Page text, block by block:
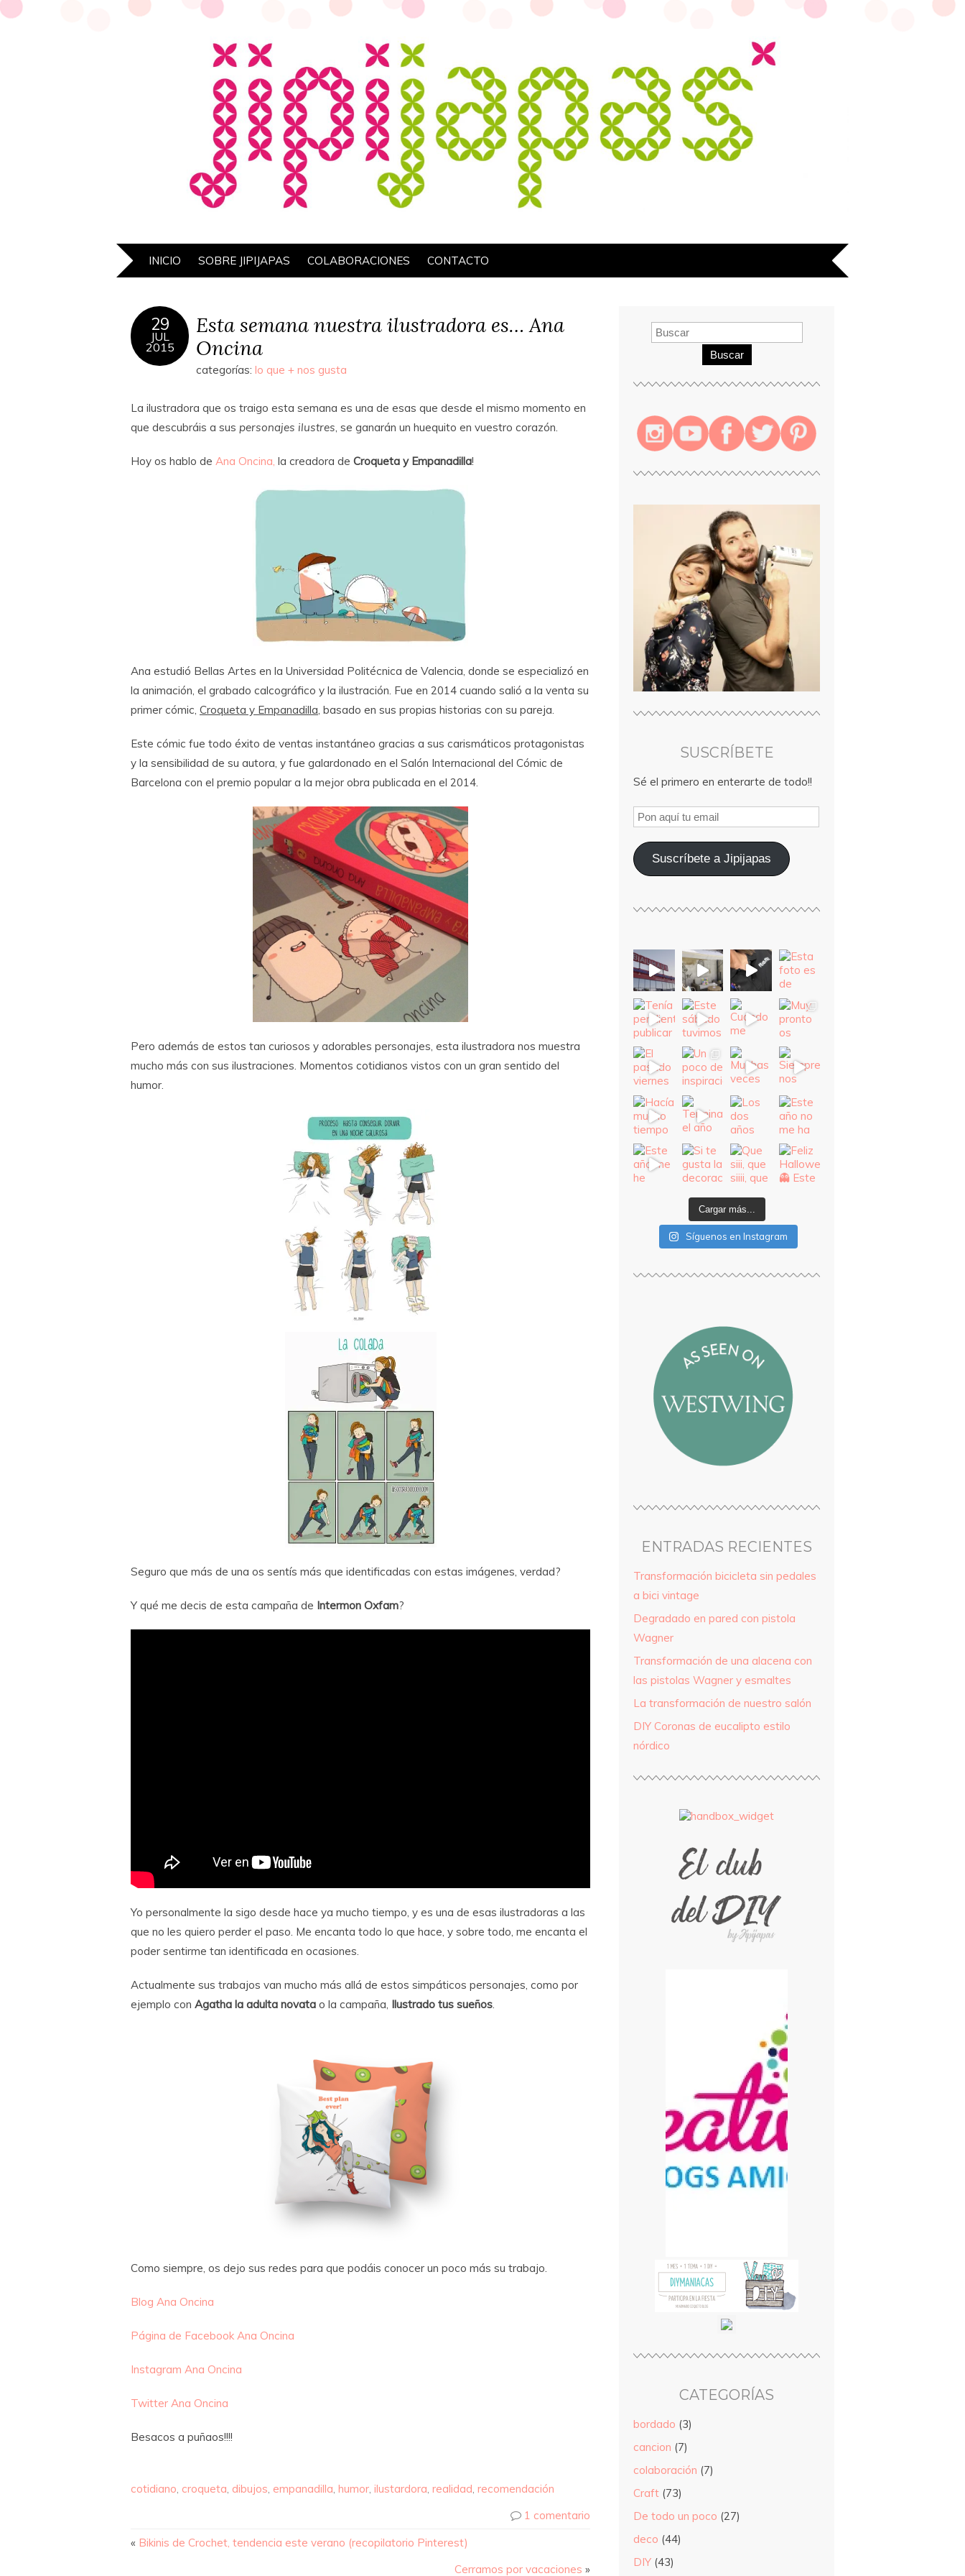
INICIO SOBRE JIPIJAPAS COLABORACIONES CONTACTO
29
JUL
2015
Esta semana nuestra ilustradora es… Ana
Oncina
categorías: lo que + nos gusta
La ilustradora que os traigo esta semana es una de esas que desde el mismo momento en
que descubráis a sus personajes ilustres, se ganarán un huequito en vuestro corazón.
Hoy os hablo de Ana Oncina, la creadora de Croqueta y Empanadilla!
Ana estudió Bellas Artes en la Universidad Politécnica de Valencia, donde se especializó en
la animación, el grabado calcográfico y la ilustración. Fue en 2014 cuando salió a la venta su
primer cómic, Croqueta y Empanadilla, basado en sus propias historias con su pareja.
Este cómic fue todo éxito de ventas instantáneo gracias a sus carismáticos protagonistas
y la sensibilidad de su autora, y fue galardonado en el Salón Internacional del Cómic de
Barcelona con el premio popular a la mejor obra publicada en el 2014.
Pero además de estos tan curiosos y adorables personajes, esta ilustradora nos muestra
mucho más con sus ilustraciones. Momentos cotidianos vistos con un gran sentido del
humor.
Seguro que más de una os sentís más que identificadas con estas imágenes, verdad?
Y qué me decis de esta campaña de Intermon Oxfam?
Yo personalmente la sigo desde hace ya mucho tiempo, y es una de esas ilustradoras a las
que no les quiero perder el paso. Me encanta todo lo que hace, y sobre todo, me encanta el
poder sentirme tan identificada en ocasiones.
Actualmente sus trabajos van mucho más allá de estos simpáticos personajes, como por
ejemplo con Agatha la adulta novata o la campaña, Ilustrado tus sueños.
Como siempre, os dejo sus redes para que podáis conocer un poco más su trabajo.
Blog Ana Oncina
Página de Facebook Ana Oncina
Instagram Ana Oncina
Twitter Ana Oncina
Besacos a puñaos!!!!
cotidiano, croqueta, dibujos, empanadilla, humor, ilustardora, realidad, recomendación
1 comentario
« Bikinis de Crochet, tendencia este verano (recopilatorio Pinterest)
Cerramos por vacaciones »
Buscar
SUSCRÍBETE
Sé el primero en enterarte de todo!!
Suscríbete a Jipijapas
Cargar más...
Síguenos en Instagram
ENTRADAS RECIENTES
Transformación bicicleta sin pedales
a bici vintage
Degradado en pared con pistola
Wagner
Transformación de una alacena con
las pistolas Wagner y esmaltes
La transformación de nuestro salón
DIY Coronas de eucalipto estilo
nórdico
CATEGORÍAS
bordado (3)
cancion (7)
colaboración (7)
Craft (73)
De todo un poco (27)
deco (44)
DIY (43)